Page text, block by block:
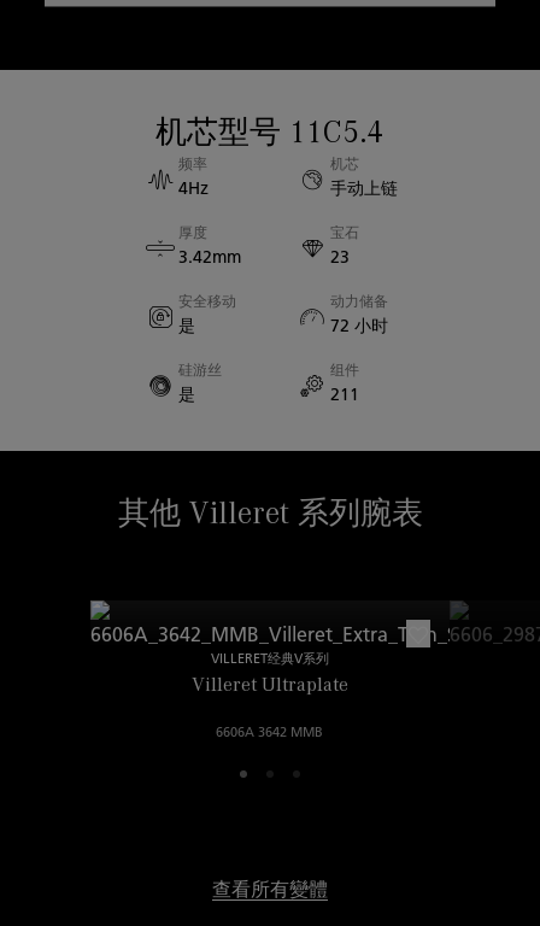
防水深度3巴（约30米）
40.00mm
表壳厚度
机芯型号 11C5.4
频率
4Hz
机芯
手动上链
厚度
3.42mm
宝石
23
安全移动
是
动力储备
72 小时
硅游丝
是
组件
211
其他 Villeret 系列腕表
VILLERET经典V系列
Villeret Ultraplate
6606A 3642 MMB
查看所有變體